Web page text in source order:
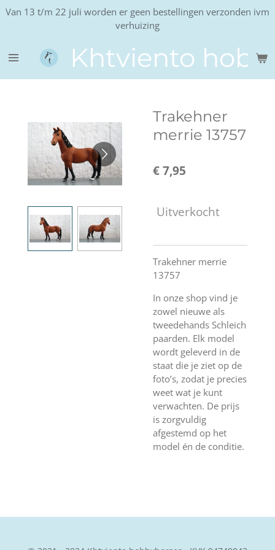
Ga
de
hoofdinhoud
Khtviento
Van 13 t/m 22 juli worden er geen bestellingen verzonden ivm
verhuizing
Trakehner
merrie 13757
€ 7,95
Uitverkocht
Trakehner merrie
13757
In onze shop vind je
zowel nieuwe als
tweedehands Schleich
paarden. Elk model
wordt geleverd in de
staat die je ziet op de
foto’s, zodat je precies
weet wat je kunt
verwachten. De prijs
is zorgvuldig
afgestemd op het
model én de conditie.